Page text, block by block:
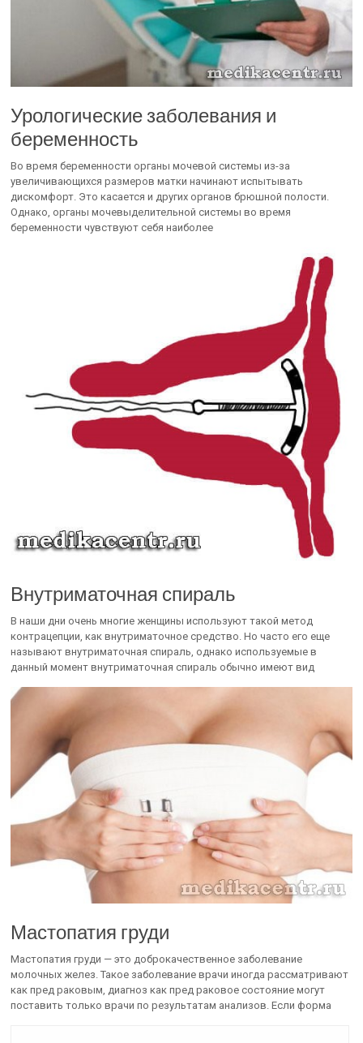
Урологические заболевания и
беременность
Во время беременности органы мочевой системы из-за
увеличивающихся размеров матки начинают испытывать
дискомфорт. Это касается и других органов брюшной полости.
Однако, органы мочевыделительной системы во время
беременности чувствуют себя наиболее
Внутриматочная спираль
В наши дни очень многие женщины используют такой метод
контрацепции, как внутриматочное средство. Но часто его еще
называют внутриматочная спираль, однако используемые в
данный момент внутриматочная спираль обычно имеют вид
Мастопатия груди
Мастопатия груди — это доброкачественное заболевание
молочных желез. Такое заболевание врачи иногда рассматривают
как пред раковым, диагноз как пред раковое состояние могут
поставить только врачи по результатам анализов. Если форма